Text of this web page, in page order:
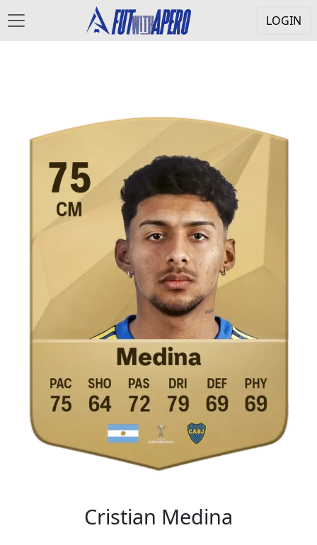
LOGIN
Cristian Medina